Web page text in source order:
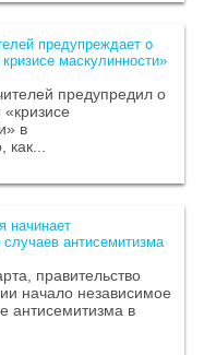
предупреждает о
маскулинности»
предупредил о
в
начинает
антисемитизма
правительство
начало независимое
антисемитизма в